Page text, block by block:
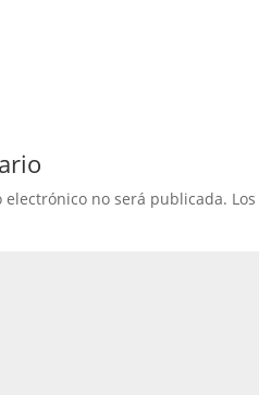
no será publicada.